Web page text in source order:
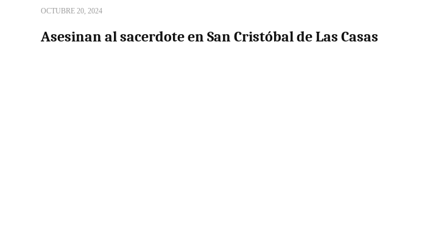
OCTUBRE 20, 2024
Asesinan al sacerdote en San Cristóbal de Las Casas